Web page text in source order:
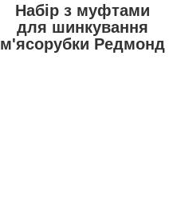
Набір з муфтами
для шинкування
м'ясорубки Редмонд